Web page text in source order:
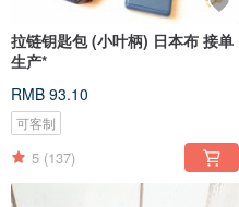
拉链钥匙包 (小叶柄) 日本布 接单
生产*
RMB 93.10
可客制
5 (137)